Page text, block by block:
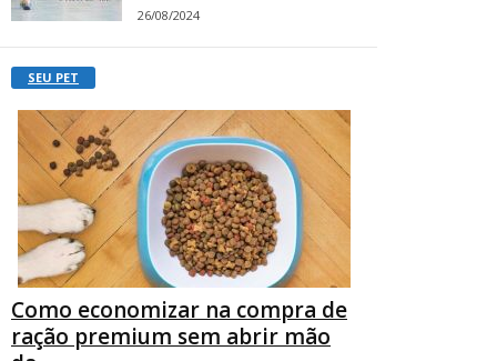
26/08/2024
SEU PET
Como economizar na compra de
ração premium sem abrir mão